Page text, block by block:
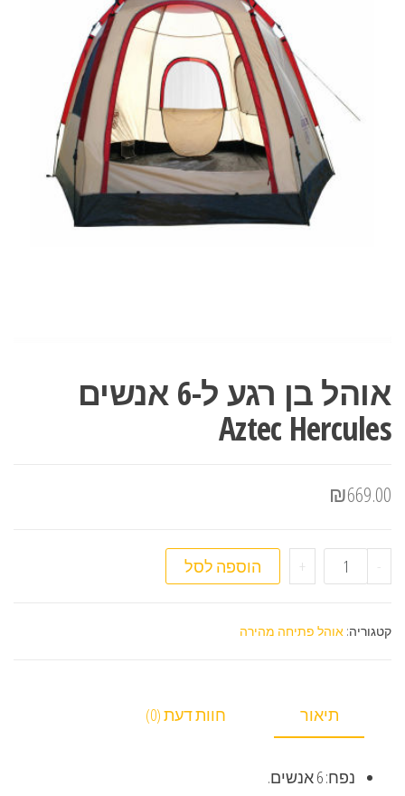
אוהל בן רגע ל-6 אנשים
Aztec Hercules
₪669.00
- כמות של אוהל בן רגע ל-6 אנשים Aztec Hercules
+ הוספה לסל
קטגוריה: אוהל פתיחה מהירה
תיאור חוות דעת (0)
נפח: 6 אנשים.